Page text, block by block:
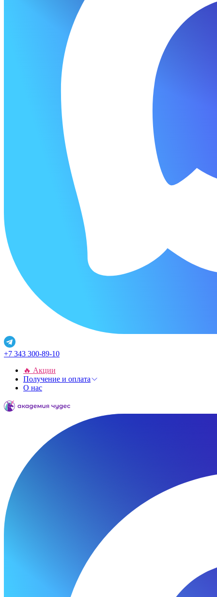
+7 343 300-89-10
🔥 Акции
Получение и оплата
О нас